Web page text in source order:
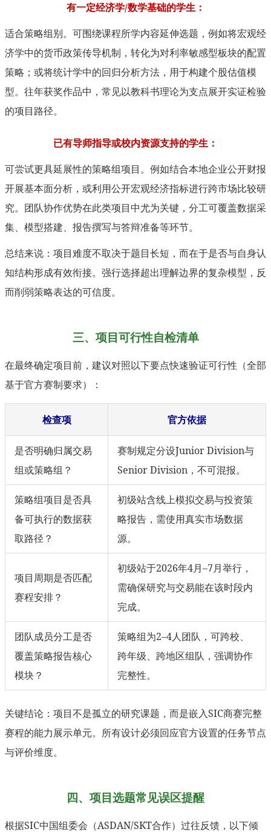
有一定经济学/数学基础的学生：
适合策略组别。可围绕课程所学内容延伸选题，例如将宏观经
济学中的货币政策传导机制，转化为对利率敏感型板块的配置
策略；或将统计学中的回归分析方法，用于构建个股估值模
型。往年获奖作品中，常见以教科书理论为支点展开实证检验
的项目路径。
已有导师指导或校内资源支持的学生：
可尝试更具延展性的策略组项目。例如结合本地企业公开财报
开展基本面分析，或利用公开宏观经济指标进行跨市场比较研
究。团队协作优势在此类项目中尤为关键，分工可覆盖数据采
集、模型搭建、报告撰写与答辩准备等环节。
总结来说：项目难度不取决于题目长短，而在于是否与自身认
知结构形成有效衔接。强行选择超出理解边界的复杂模型，反
而削弱策略表达的可信度。
三、项目可行性自检清单
在最终确定项目前，建议对照以下要点快速验证可行性（全部
基于官方赛制要求）：
检查项 官方依据
是否明确归属交易
组或策略组？
赛制规定分设Junior Division与
Senior Division，不可混报。
策略组项目是否具
备可执行的数据获
取路径？
初级站含线上模拟交易与投资策
略报告，需使用真实市场数据
源。
项目周期是否匹配
赛程安排？
初级站于2026年4月–7月举行，
需确保研究与交易能在该时段内
完成。
团队成员分工是否
覆盖策略报告核心
模块？
策略组为2–4人团队，可跨校、
跨年级、跨地区组队，强调协作
完整性。
关键结论：项目不是孤立的研究课题，而是嵌入SIC商赛完整
赛程的能力展示单元。所有设计必须回应官方设置的任务节点
与评价维度。
四、项目选题常见误区提醒
根据SIC中国组委会（ASDAN/SKT合作）过往反馈，以下倾